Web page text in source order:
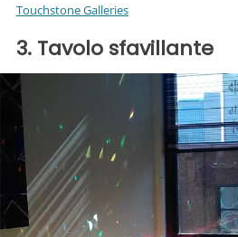
Touchstone Galleries
3. Tavolo sfavillante